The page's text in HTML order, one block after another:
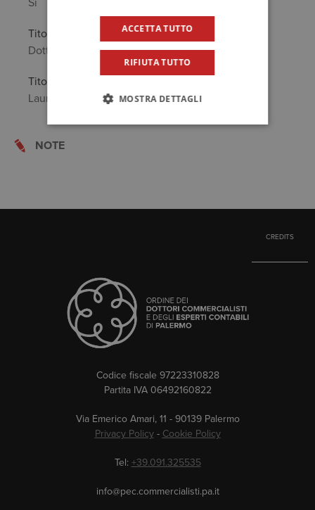
Si
Titolo Professionale
Dottore Commercialista
Titolo di Studio
Laurea in: Economia e Commercio
NOTE
CREDITS
Codice fiscale 97223310828
Partita IVA 06492160822
Via Emerico Amari, 11 - 90139 Palermo
Privacy Policy- Cookie Policy
Tel: +39.091.325535
info@pec.commercialisti.pa.it
ACCETTA TUTTO
RIFIUTA TUTTO
MOSTRA DETTAGLI